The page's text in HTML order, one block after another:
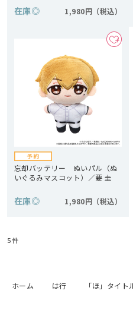
在庫◎ 1,980円
忘却バッテリー ぬいパル（ぬ
いぐるみマスコット）／要 圭
在庫◎ 1,980円
5件
ホーム は行 「ほ」タイト